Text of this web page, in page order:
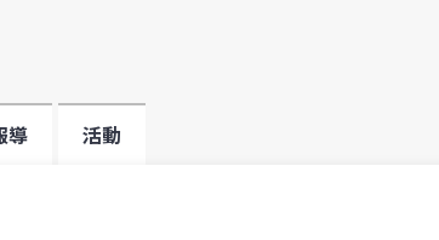
導 活動